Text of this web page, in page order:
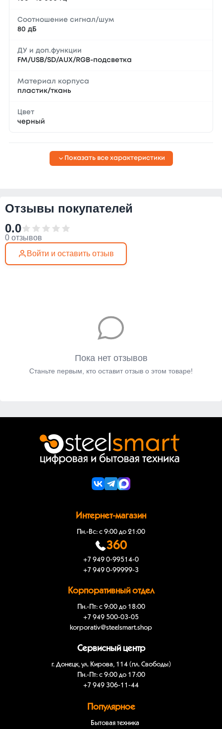
Соотношение сигнал/шум
80 дБ
ДУ и доп.функции
FM/USB/SD/AUX/RGB-подсветка
Материал корпуса
пластик/ткань
Цвет
черный
Показать все характеристики
Отзывы покупателей
0.0
0 отзывов
Войти и оставить отзыв
Пока нет отзывов
Станьте первым, кто оставит отзыв о этом товаре!
Интернет-магазин
Пн.-Вс: с 9:00 до 21:00
360
+7 949 0-99514-0
+7 949 0-99999-3
Корпоративный отдел
Пн.-Пт: с 9:00 до 18:00
+7 949 500-03-05
korporativ@steelsmart.shop
Сервисный центр
г. Донецк, ул. Кирова, 114 (пл. Свободы)
Пн.-Пт: с 9:00 до 17:00
+7 949 306-11-44
Популярное
Бытовая техника